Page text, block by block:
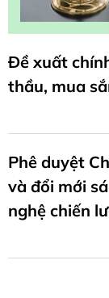
Đề xuất
thầu, mua
Phê duyệt
và đổi mới
nghệ chiến